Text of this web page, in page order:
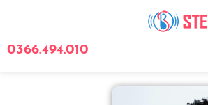
0366.494.010